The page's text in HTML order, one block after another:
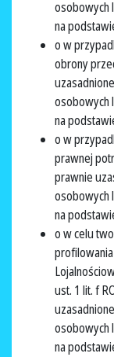
osobowych
na
o w
obrony
osobowych
na
o w
prawnej
prawnie
osobowych
na
o w celu
ust. 1 lit. f
osobowych
na